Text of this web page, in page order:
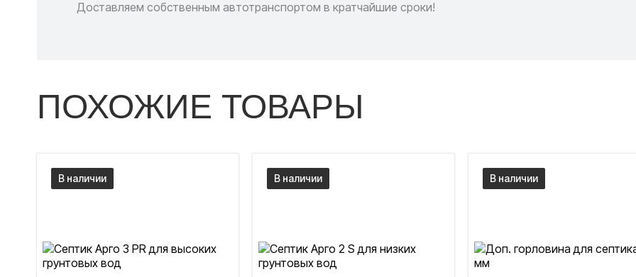
Доставляем собственным автотранспортом в кратчайшие сроки!
ПОХОЖИЕ ТОВАРЫ
В наличии В наличии В наличии